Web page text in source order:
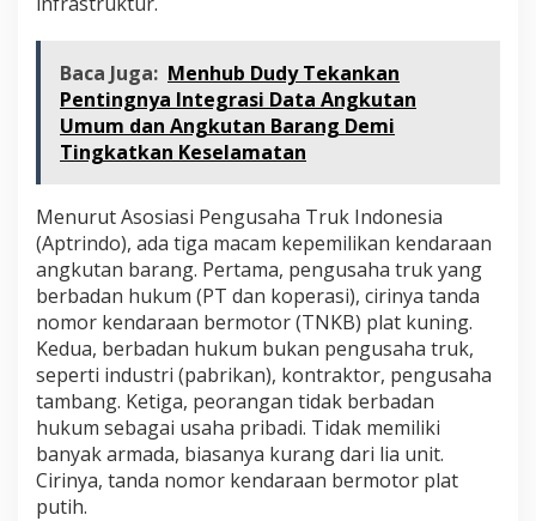
Baca Juga: Menhub Dudy Tekankan
Pentingnya Integrasi Data Angkutan
Umum dan Angkutan Barang Demi
Tingkatkan Keselamatan
Menurut Asosiasi Pengusaha Truk Indonesia
(Aptrindo), ada tiga macam kepemilikan kendaraan
angkutan barang. Pertama, pengusaha truk yang
berbadan hukum (PT dan koperasi), cirinya tanda
nomor kendaraan bermotor (TNKB) plat kuning.
Kedua, berbadan hukum bukan pengusaha truk,
seperti industri (pabrikan), kontraktor, pengusaha
tambang. Ketiga, peorangan tidak berbadan
hukum sebagai usaha pribadi. Tidak memiliki
banyak armada, biasanya kurang dari lia unit.
Cirinya, tanda nomor kendaraan bermotor plat
putih.